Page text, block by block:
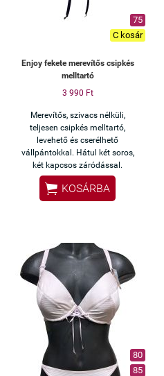
75
C kosár
Enjoy fekete merevítős csipkés
melltartó
3 990 Ft
Merevítős, szivacs nélküli,
teljesen csipkés melltartó,
levehető és cserélhető
vállpántokkal. Hátul két soros,
két kapcsos záródással.
 KOSÁRBA
80
85